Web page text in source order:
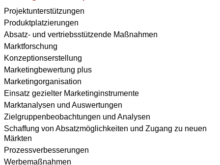
Projektunterstützungen
Produktplatzierungen
Absatz- und vertriebsstützende Maßnahmen
Marktforschung
Konzeptionserstellung
Marketingbewertung plus
Marketingorganisation
Einsatz gezielter Marketinginstrumente
Marktanalysen und Auswertungen
Zielgruppenbeobachtungen und Analysen
Schaffung von Absatzmöglichkeiten und Zugang zu neuen
Märkten
Prozessverbesserungen
Werbemaßnahmen